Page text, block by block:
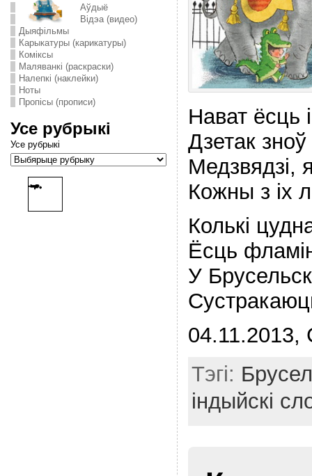
Аўдыё
Відэа (видео)
Дыяфільмы
Карыкатуры (карикатуры)
Комiксы
Маляванкі (раскраски)
Налепкі (наклейки)
Ноты
Пропісы (прописи)
Усе рубрыкі
Усе рубрыкі
Нават ёсць
Дзетак
Медзвядзі,
Кожны з іх
Колькі
Ёсць
У
04.11.2013,
Тэгі:
індыйскі